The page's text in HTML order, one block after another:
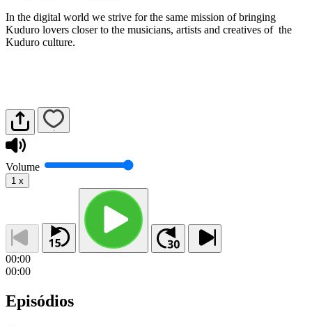
In the digital world we strive for the same mission of bringing
Kuduro lovers closer to the musicians, artists and creatives of the
Kuduro culture.
Volume
1 x
00:00
00:00
Episódios